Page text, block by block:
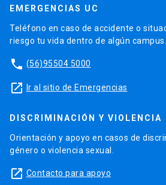
EMERGENCIAS UC
Teléfono en caso de accidente o
riesgo tu vida dentro de algún campus.
phone (56)95504 5000
launch Ir al sitio de Emergencias
DISCRIMINACIÓN Y VIOLENCIA
Orientación y apoyo en casos de
género o violencia sexual.
launch Contacto para apoyo